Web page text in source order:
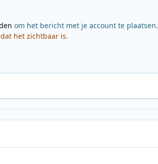
om het bericht met je account te plaatsen.
het zichtbaar is.